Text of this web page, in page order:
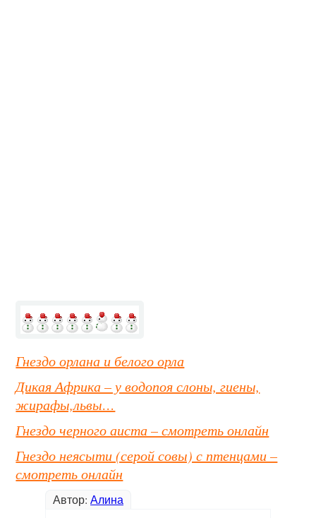
Гнездо орлана и белого орла
Дикая Африка – у водопоя слоны, гиены,
жирафы,львы…
Гнездо черного аиста – смотреть онлайн
Гнездо неясыти (серой совы) с птенцами –
смотреть онлайн
Автор: Алина